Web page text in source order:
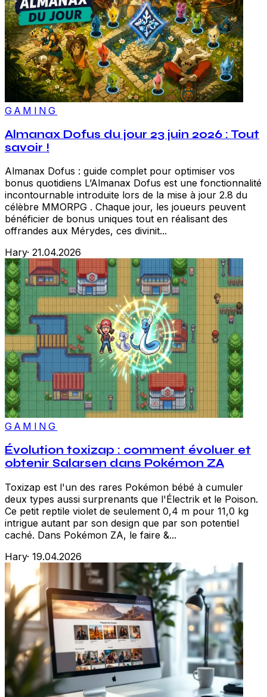
GAMING
Almanax Dofus du jour 23 juin 2026 : Tout
savoir !
Almanax Dofus : guide complet pour optimiser vos
bonus quotidiens L’Almanax Dofus est une fonctionnalité
incontournable introduite lors de la mise à jour 2.8 du
célèbre MMORPG . Chaque jour, les joueurs peuvent
bénéficier de bonus uniques tout en réalisant des
offrandes aux Mérydes, ces divinit...
Hary· 21.04.2026
GAMING
Évolution toxizap : comment évoluer et
obtenir Salarsen dans Pokémon ZA
Toxizap est l'un des rares Pokémon bébé à cumuler
deux types aussi surprenants que l'Électrik et le Poison.
Ce petit reptile violet de seulement 0,4 m pour 11,0 kg
intrigue autant par son design que par son potentiel
caché. Dans Pokémon ZA, le faire &...
Hary· 19.04.2026